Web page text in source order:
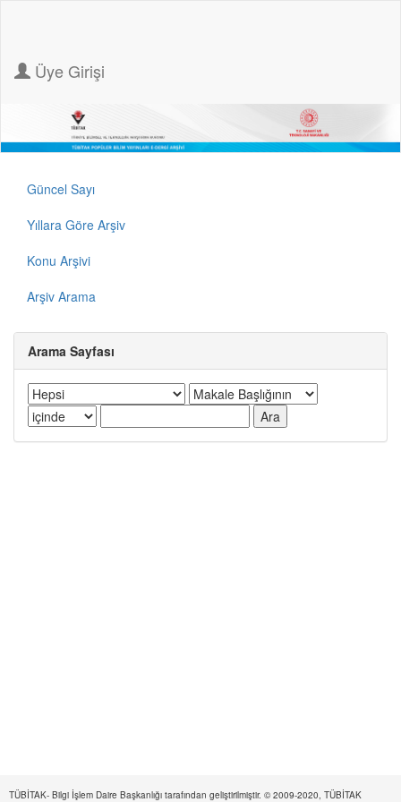
Üye Girişi
Güncel Sayı
Yıllara Göre Arşiv
Konu Arşivi
Arşiv Arama
Arama Sayfası
TÜBİTAK- Bilgi İşlem Daire Başkanlığı tarafından geliştirilmiştir. © 2009-2020, TÜBİTAK